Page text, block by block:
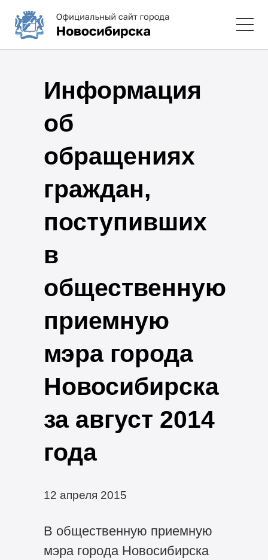
Информация
об
обращениях
граждан,
поступивших
в
общественную
приемную
мэра города
Новосибирска
за август 2014
года
12 апреля 2015
В общественную приемную
мэра города Новосибирска